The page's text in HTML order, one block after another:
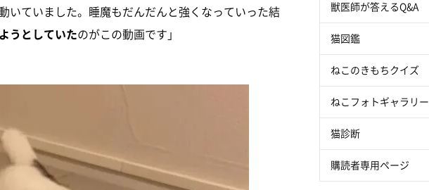
いていました。睡魔もだんだんと強くなっていった結
うとしていたのがこの動画です」
獣医師が答えるQ&A
猫図鑑
ねこのきもちクイズ
ねこフォトギャラリー
猫診断
購読者専用ページ